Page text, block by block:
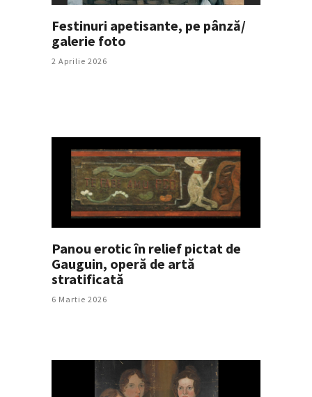
Festinuri apetisante, pe pânză/
galerie foto
2 Aprilie 2026
Panou erotic în relief pictat de
Gauguin, operă de artă
stratificată
6 Martie 2026